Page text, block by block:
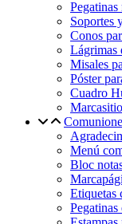
Soportes
Conos
Lágrimas
Misales
Póster
Cuadro
Menú
Bloc
Etiquetas